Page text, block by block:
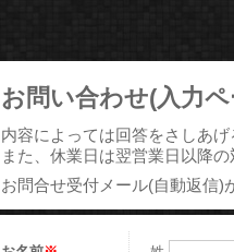
お問い合わせ(入力
内容によっては回答をさしあ
また、休業日は翌営業日以降
お問合せ受付メール(自動返信)